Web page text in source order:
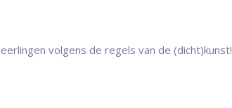
volgens de regels van de (dicht)kunst!